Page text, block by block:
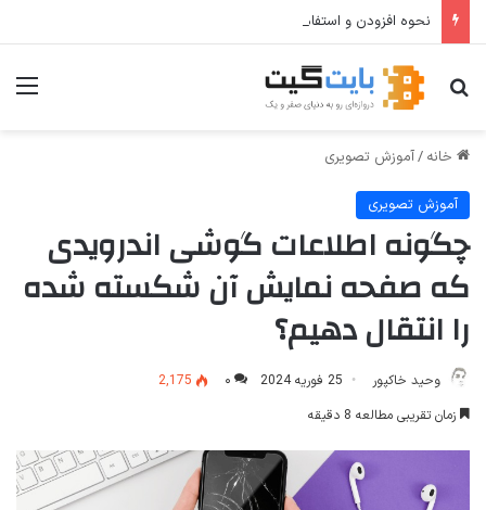
نحوه افزودن و استفاده از Private DNS در ویندوز ۱۱
جستجو برای
خانه /آموزش تصویری
آموزش تصویری
چگونه اطلاعات گوشی اندرویدی
که صفحه نمایش آن شکسته شده
را انتقال دهیم؟
وحید خاکپور 25 فوریه 2024 ۰
2,175
زمان تقریبی مطالعه 8 دقیقه